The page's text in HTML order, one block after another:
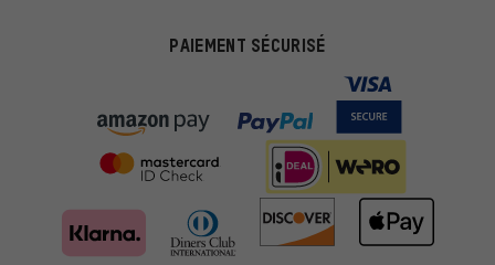
PAIEMENT SÉCURISÉ
Des offres plus adaptées